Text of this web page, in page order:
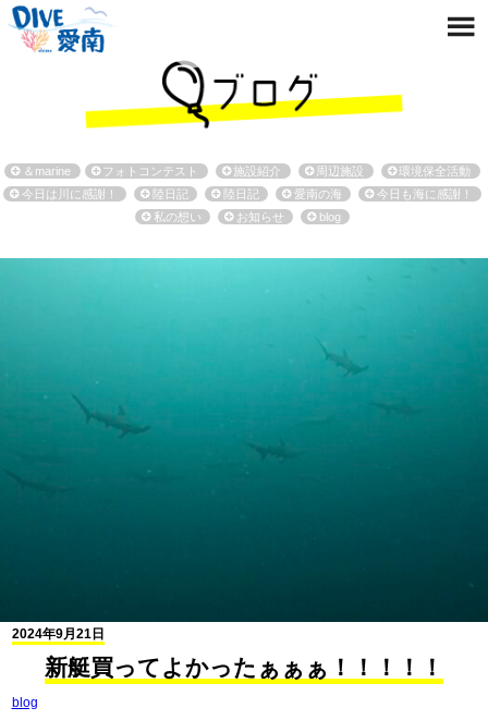
＆marine フォトコンテスト 施設紹介 周辺施設
環境保全活動
今日は川に感謝！
陸日記 陸日記 愛南の海
今日も海に感謝！
私の想い
お知らせ blog
2024年9月21日
新艇買ってよかったぁぁぁ！！！！！
blog